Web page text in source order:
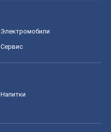
Электромобили
Сервис
Напитки